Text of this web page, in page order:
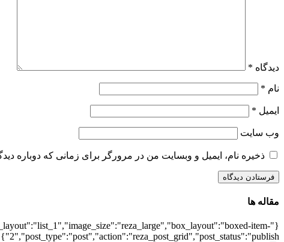
دیدگاه *
نام *
ایمیل *
وب‌ سایت
ذخیره نام، ایمیل و وبسایت من در مرورگر برای زمانی که دوباره
مقاله ها
item-
2","post_type":"post","action":"reza_post_grid","post_status":"publish"}